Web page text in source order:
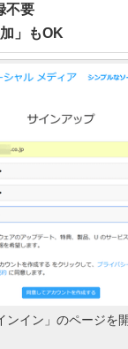
不要
」もOK
ンイン」のページを